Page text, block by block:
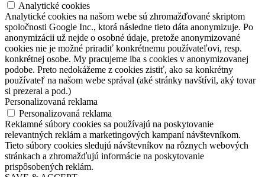
Analytické cookies
Analytické cookies na našom webe sú zhromažďované skriptom
spoločnosti Google Inc., ktorá následne tieto dáta anonymizuje. Po
anonymizácii už nejde o osobné údaje, pretože anonymizované
cookies nie je možné priradiť konkrétnemu používateľovi, resp.
konkrétnej osobe. My pracujeme iba s cookies v anonymizovanej
podobe. Preto nedokážeme z cookies zistiť, ako sa konkrétny
používateľ na našom webe správal (aké stránky navštívil, aký tovar
si prezeral a pod.)
Personalizovaná reklama
Personalizovaná reklama
Reklamné súbory cookies sa používajú na poskytovanie
relevantných reklám a marketingových kampaní návštevníkom.
Tieto súbory cookies sledujú návštevníkov na rôznych webových
stránkach a zhromažďujú informácie na poskytovanie
prispôsobených reklám.